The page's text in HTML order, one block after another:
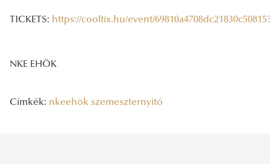
TICKETS: https://cooltix.hu/event/
NKE EHÖK
Címkék: nkeehök szemeszternyitó